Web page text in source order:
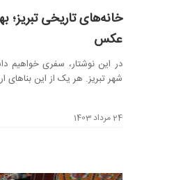
خانه‌های تاریخی تبریز؛
عکس
در این نوشتار، سفری خواهیم
شهر تبریز. هر یک از این بناهای
24 مرداد 1403